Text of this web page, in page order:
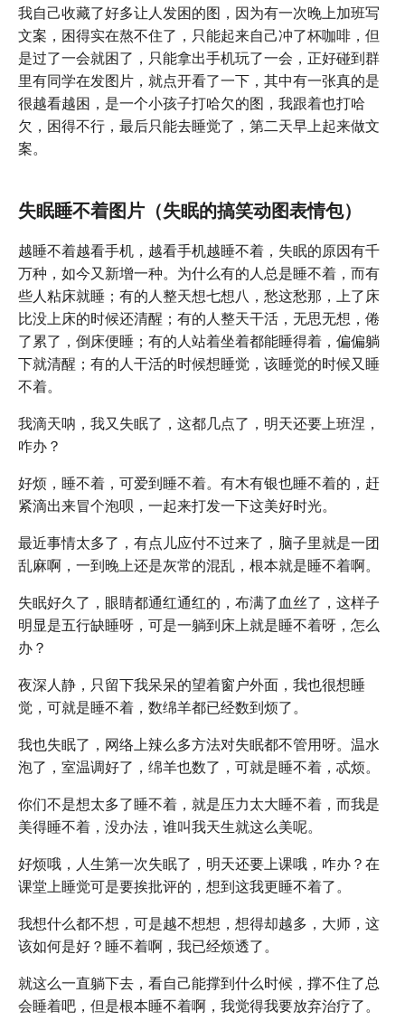
我自己收藏了好多让人发困的图，因为有一次晚上加班写
文案，困得实在熬不住了，只能起来自己冲了杯咖啡，但
是过了一会就困了，只能拿出手机玩了一会，正好碰到群
里有同学在发图片，就点开看了一下，其中有一张真的是
很越看越困，是一个小孩子打哈欠的图，我跟着也打哈
欠，困得不行，最后只能去睡觉了，第二天早上起来做文
案。
失眠睡不着图片（失眠的搞笑动图表情包）
越睡不着越看手机，越看手机越睡不着，失眠的原因有千
万种，如今又新增一种。为什么有的人总是睡不着，而有
些人粘床就睡；有的人整天想七想八，愁这愁那，上了床
比没上床的时候还清醒；有的人整天干活，无思无想，倦
了累了，倒床便睡；有的人站着坐着都能睡得着，偏偏躺
下就清醒；有的人干活的时候想睡觉，该睡觉的时候又睡
不着。
我滴天呐，我又失眠了，这都几点了，明天还要上班涅，
咋办？
好烦，睡不着，可爱到睡不着。有木有银也睡不着的，赶
紧滴出来冒个泡呗，一起来打发一下这美好时光。
最近事情太多了，有点儿应付不过来了，脑子里就是一团
乱麻啊，一到晚上还是灰常的混乱，根本就是睡不着啊。
失眠好久了，眼睛都通红通红的，布满了血丝了，这样子
明显是五行缺睡呀，可是一躺到床上就是睡不着呀，怎么
办？
夜深人静，只留下我呆呆的望着窗户外面，我也很想睡
觉，可就是睡不着，数绵羊都已经数到烦了。
我也失眠了，网络上辣么多方法对失眠都不管用呀。温水
泡了，室温调好了，绵羊也数了，可就是睡不着，忒烦。
你们不是想太多了睡不着，就是压力太大睡不着，而我是
美得睡不着，没办法，谁叫我天生就这么美呢。
好烦哦，人生第一次失眠了，明天还要上课哦，咋办？在
课堂上睡觉可是要挨批评的，想到这我更睡不着了。
我想什么都不想，可是越不想想，想得却越多，大师，这
该如何是好？睡不着啊，我已经烦透了。
就这么一直躺下去，看自己能撑到什么时候，撑不住了总
会睡着吧，但是根本睡不着啊，我觉得我要放弃治疗了。